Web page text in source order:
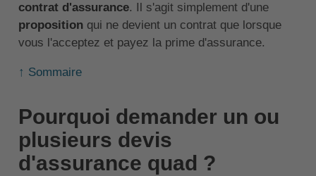
contrat d'assurance. Il s'agit simplement d'une
proposition qui ne devient un contrat que lorsque
vous l'acceptez et payez la prime d'assurance.
↑ Sommaire
Pourquoi demander un ou
plusieurs devis
d'assurance quad ?